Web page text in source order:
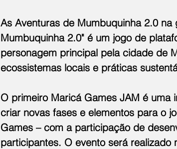
As Aventuras de Mumbuquinha 2.0
Mumbuquinha 2.0" é um jogo de
personagem principal pela cidade de
ecossistemas locais e práticas
O primeiro Maricá Games JAM é
criar novas fases e elementos para o
Games – com a participação de
participantes. O evento será realizado